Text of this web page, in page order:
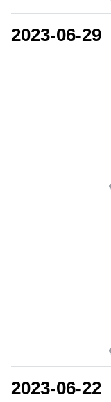
2023-06-29
2023-06-22